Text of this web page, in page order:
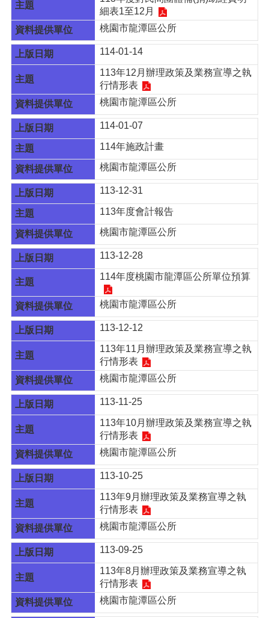
問
答
桃
園
市
政
府
E
i
隱
私
權
政
策
政
府
網
站
資
料
開
放
網
站
安
政
策
細表1至12月
桃園市龍潭區公所
114-01-14
113年12月辦理政策及業務宣導之執
行情形表
桃園市龍潭區公所
114-01-07
114年施政計畫
桃園市龍潭區公所
113-12-31
113年度會計報告
桃園市龍潭區公所
113-12-28
114年度桃園市龍潭區公所單位預算
桃園市龍潭區公所
113-12-12
113年11月辦理政策及業務宣導之執
行情形表
桃園市龍潭區公所
113-11-25
113年10月辦理政策及業務宣導之執
行情形表
桃園市龍潭區公所
113-10-25
113年9月辦理政策及業務宣導之執
行情形表
桃園市龍潭區公所
113-09-25
113年8月辦理政策及業務宣導之執
行情形表
桃園市龍潭區公所